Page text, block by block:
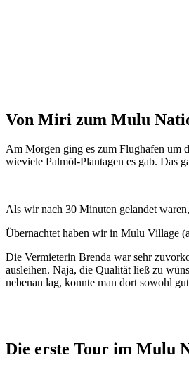
Von Miri zum Mulu
Am Morgen ging es zum Flughafen um
wieviele Palmöl-Plantagen es gab. Das
Als wir nach 30 Minuten gelandet
Übernachtet haben wir in Mulu Village
Die Vermieterin Brenda war sehr
ausleihen. Naja, die Qualität ließ zu
nebenan lag, konnte man dort sowohl
Die erste Tour im Mulu